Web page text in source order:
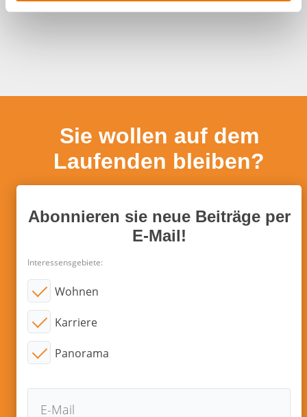
a
Sie wollen auf dem
Laufenden bleiben?
Abonnieren sie neue Beiträge per
E-Mail!
Interessensgebiete:
Wohnen
Karriere
Panorama